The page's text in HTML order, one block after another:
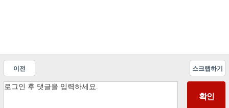
이전 스크랩하기